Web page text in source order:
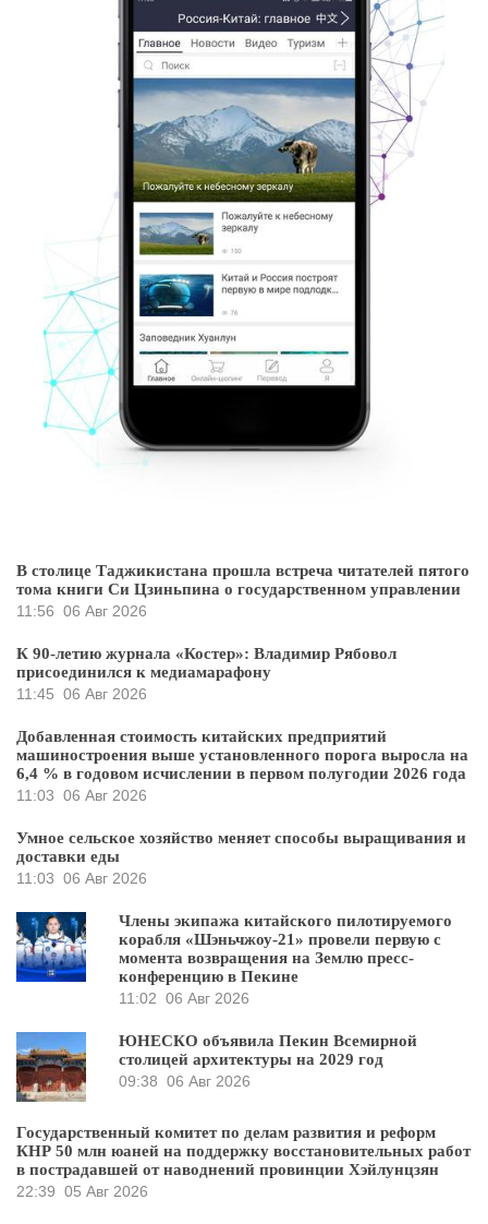
В столице Таджикистана прошла встреча читателей пятого
тома книги Си Цзиньпина о государственном управлении
11:56 06 Авг 2026
К 90-летию журнала «Костер»: Владимир Рябовол
присоединился к медиамарафону
11:45 06 Авг 2026
Добавленная стоимость китайских предприятий
машиностроения выше установленного порога выросла на
6,4 % в годовом исчислении в первом полугодии 2026 года
11:03 06 Авг 2026
Умное сельское хозяйство меняет способы выращивания и
доставки еды
11:03 06 Авг 2026
Члены экипажа китайского пилотируемого
корабля «Шэньчжоу-21» провели первую с
момента возвращения на Землю пресс-
конференцию в Пекине
11:02 06 Авг 2026
ЮНЕСКО объявила Пекин Всемирной
столицей архитектуры на 2029 год
09:38 06 Авг 2026
Государственный комитет по делам развития и реформ
КНР 50 млн юаней на поддержку восстановительных работ
в пострадавшей от наводнений провинции Хэйлунцзян
22:39 05 Авг 2026